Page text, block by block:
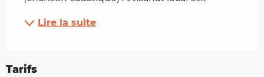
Lire la suite
Tarifs